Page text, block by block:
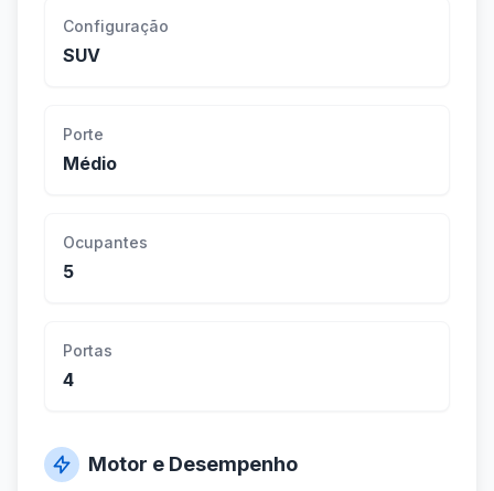
Configuração
SUV
Porte
Médio
Ocupantes
5
Portas
4
Motor e Desempenho